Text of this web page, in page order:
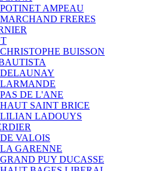
AMPEAU
FRERES
BUISSON
DE L'ANE
SAINT BRICE
LADOUYS
VALOIS
GARENNE
PUY DUCASSE